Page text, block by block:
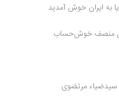
خوش آمدید
خوش‌حساب
مرتضوی